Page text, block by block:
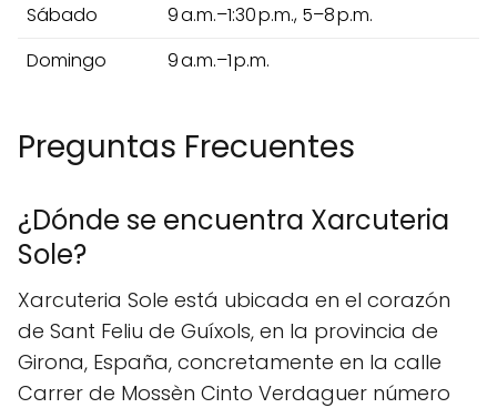
Sábado
9 a.m.–1:30 p.m., 5–8 p.m.
Domingo
9 a.m.–1 p.m.
Preguntas Frecuentes
¿Dónde se encuentra Xarcuteria
Sole?
Xarcuteria Sole está ubicada en el corazón
de Sant Feliu de Guíxols, en la provincia de
Girona, España, concretamente en la calle
Carrer de Mossèn Cinto Verdaguer número